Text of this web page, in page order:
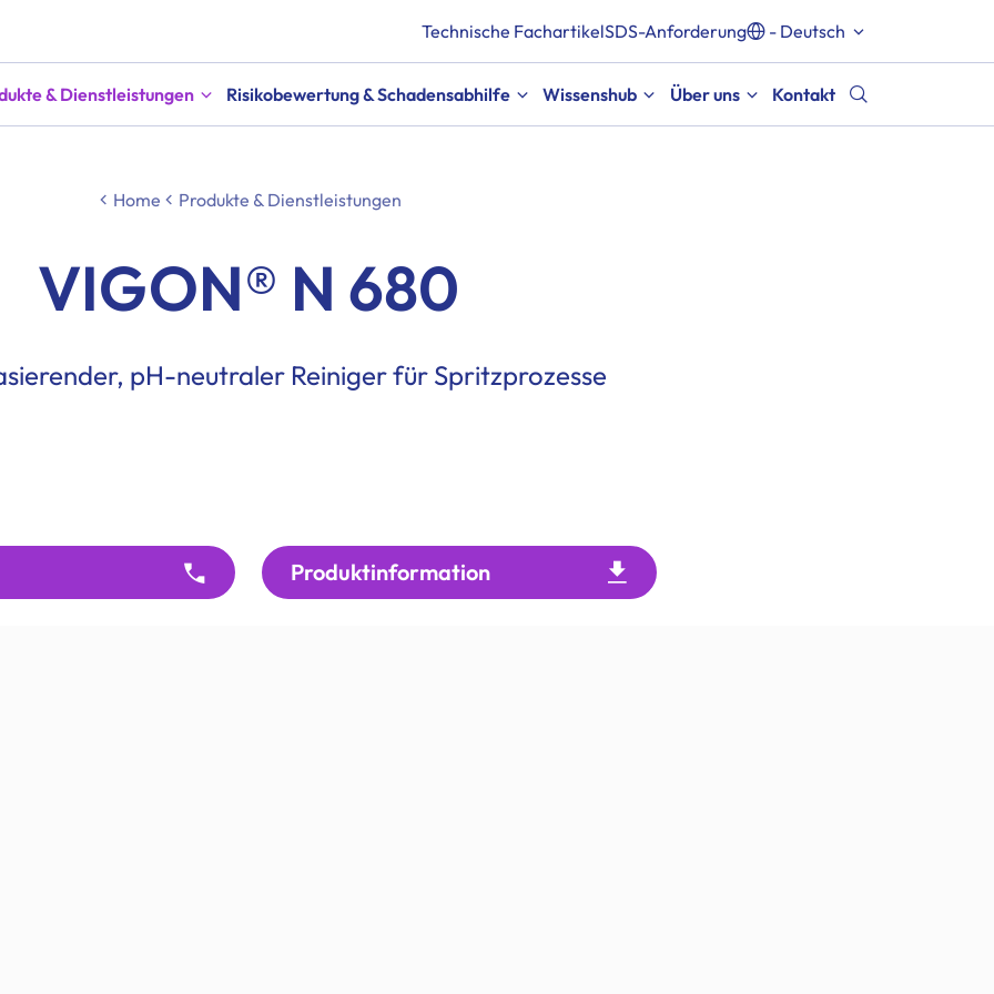
Technische FachartikelSDS-Anforderung - Deutsch
& Dienstleistungen Risikobewertung & Schadensabhilfe Wissenshub Über uns Kontakt
Home Produkte & Dienstleistungen
VIGON® N 680
pH-neutraler Reiniger für Spritzprozesse
Produktinformation